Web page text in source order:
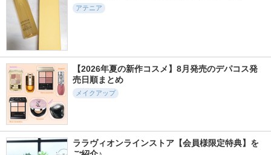
アテニア
【2026年夏の新作コスメ】8月発売のデパコス発
売日順まとめ
メイクアップ
ララヴィオンラインストア【会員様限定特典】を